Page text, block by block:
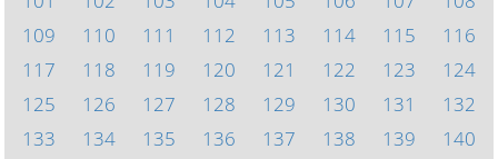
109
110 111 112 113 114 115
116
117
118 119 120 121 122 123
124
125
126 127 128 129 130 131
132
133
134 135 136 137 138 139
140